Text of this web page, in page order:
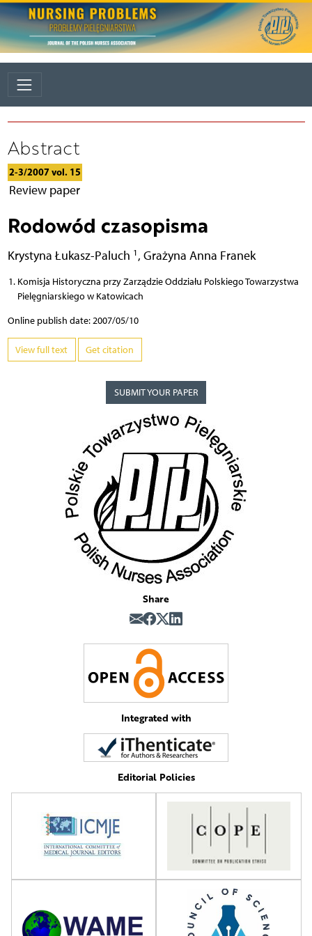
Abstract
2-3/2007 vol. 15
Review paper
Rodowód czasopisma
Krystyna Łukasz-Paluch 1 , Grażyna Anna Franek
Komisja Historyczna przy Zarządzie Oddziału Polskiego Towarzystwa
Pielęgniarskiego w Katowicach
Online publish date: 2007/05/10
View full text Get citation
SUBMIT YOUR PAPER
Share
Integrated with
Editorial Policies